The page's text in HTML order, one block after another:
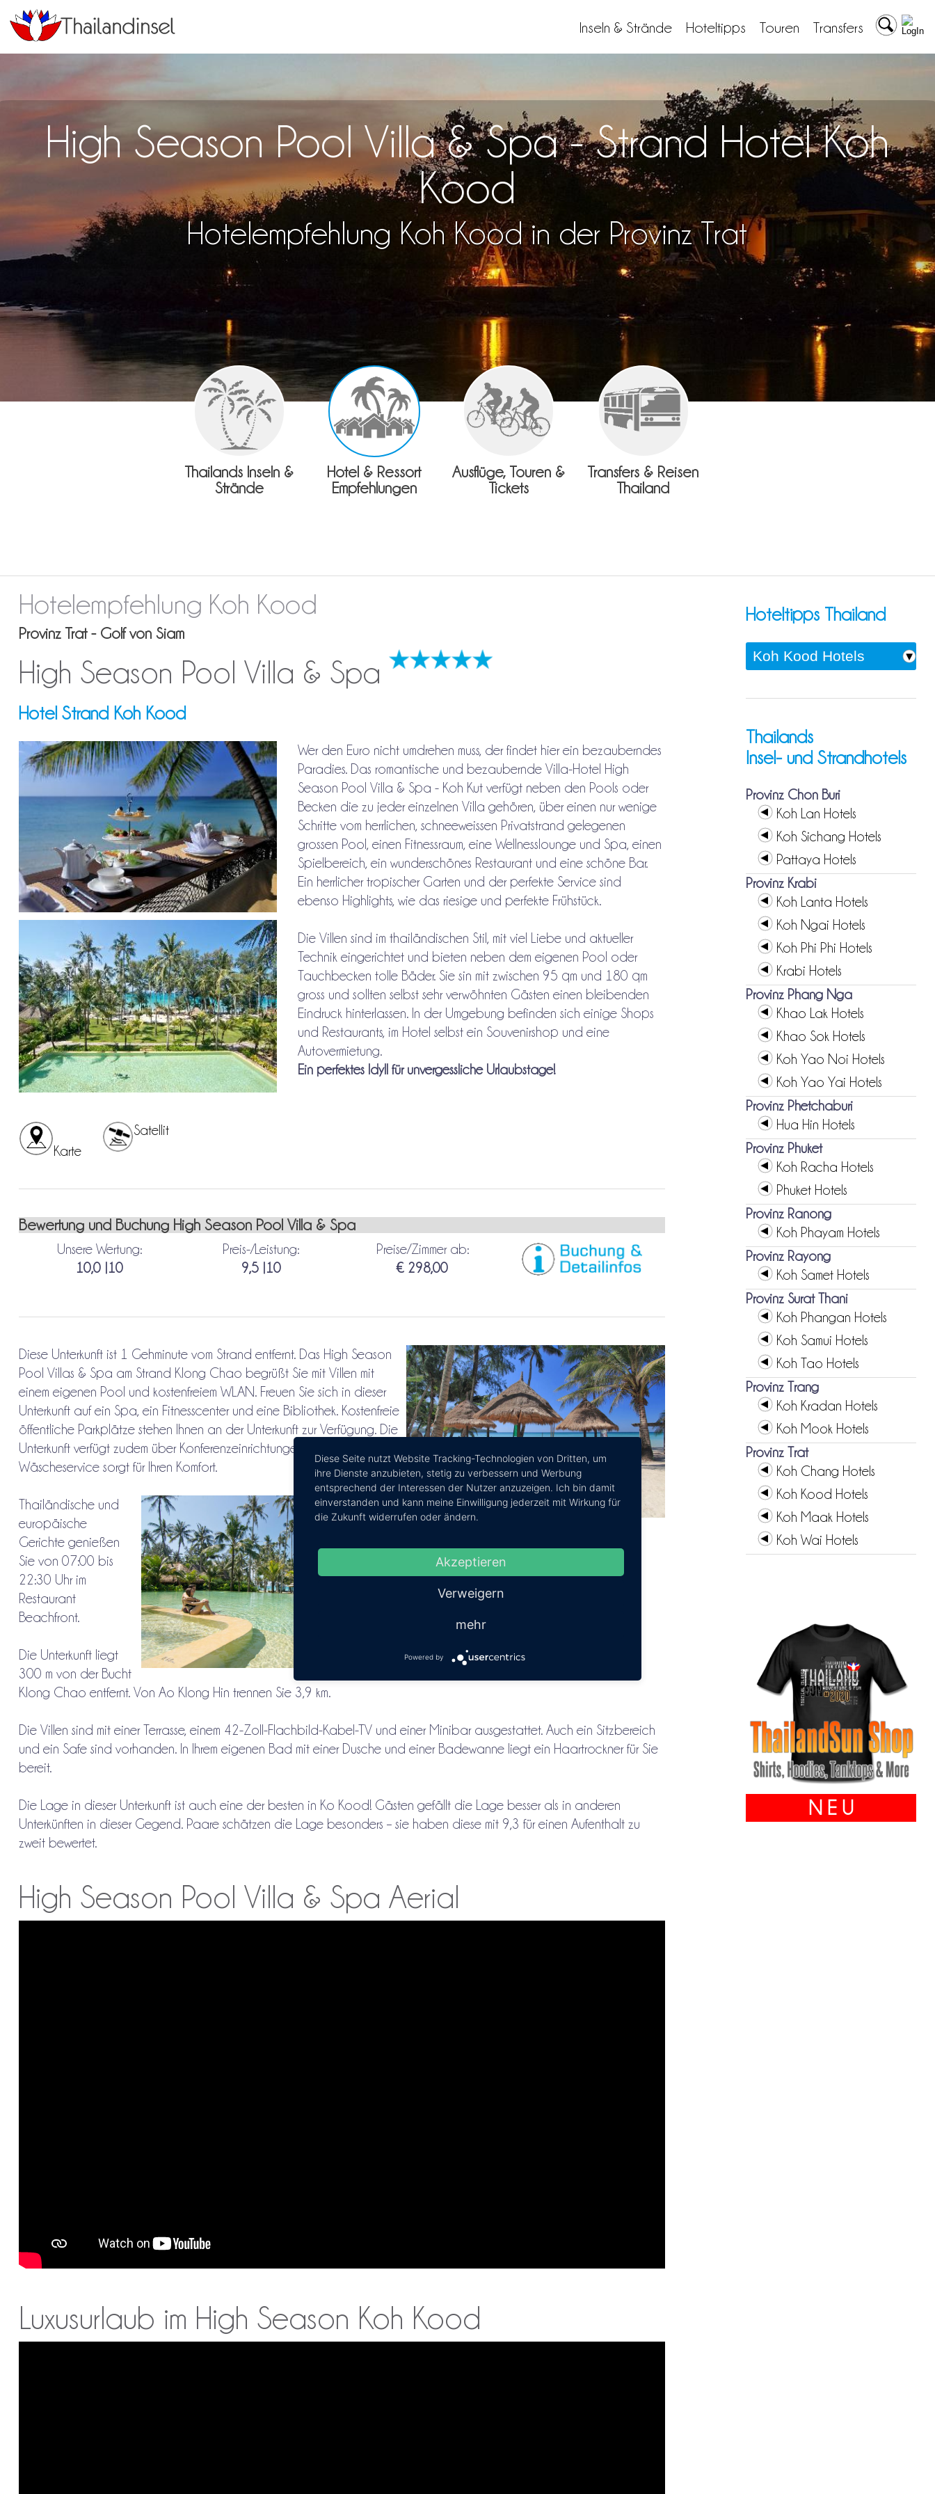
Transfers
Touren
Hoteltipps
Inseln & Strände
High Season Pool Villa & Spa - Strand Hotel Koh
Kood
Hotelempfehlung Koh Kood in der Provinz Trat
Thailands Inseln &
Strände
Hotel & Ressort
Empfehlungen
Ausflüge, Touren &
Tickets
Transfers & Reisen
Thailand
Hotelempfehlung Koh Kood
Provinz Trat - Golf von Siam
High Season Pool Villa & Spa
Hotel Strand Koh Kood
Karte
Satellit
Wer den Euro nicht umdrehen muss, der findet hier ein bezauberndes
Paradies. Das romantische und bezaubernde Villa-Hotel High
Season Pool Villa & Spa - Koh Kut verfügt neben den Pools oder
Becken die zu jeder einzelnen Villa gehören, über einen nur wenige
Schritte vom herrlichen, schneeweissen Privatstrand gelegenen
grossen Pool, einen Fitnessraum, eine Wellnesslounge und Spa, einen
Spielbereich, ein wunderschönes Restaurant und eine schöne Bar.
Ein herrlicher tropischer Garten und der perfekte Service sind
ebenso Highlights, wie das riesige und perfekte Frühstück.
Die Villen sind im thailändischen Stil, mit viel Liebe und aktueller
Technik eingerichtet und bieten neben dem eigenen Pool oder
Tauchbecken tolle Bäder. Sie sin mit zwischen 95 qm und 180 qm
gross und sollten selbst sehr verwöhnten Gästen einen bleibenden
Eindruck hinterlassen. In der Umgebung befinden sich einige Shops
und Restaurants, im Hotel selbst ein Souvenirshop und eine
Autovermietung.
Ein perfektes Idyll für unvergessliche Urlaubstage!
Bewertung und Buchung High Season Pool Villa & Spa
Unsere Wertung:
10,0 |10
Preis-/Leistung:
9,5 |10
Preise/Zimmer ab:
€ 298,00
Diese Unterkunft ist 1 Gehminute vom Strand entfernt. Das High Season
Pool Villas & Spa am Strand Klong Chao begrüßt Sie mit Villen mit
einem eigenen Pool und kostenfreiem WLAN. Freuen Sie sich in dieser
Unterkunft auf ein Spa, ein Fitnesscenter und eine Bibliothek. Kostenfreie
öffentliche Parkplätze stehen Ihnen an der Unterkunft zur Verfügung. Die
Unterkunft verfügt zudem über Konferenzeinrichtungen, und auch der
Wäscheservice sorgt für Ihren Komfort.
Thailändische und
europäische
Gerichte genießen
Sie von 07:00 bis
22:30 Uhr im
Restaurant
Beachfront.
Die Unterkunft liegt
300 m von der Bucht
Klong Chao entfernt. Von Ao Klong Hin trennen Sie 3,9 km.
Die Villen sind mit einer Terrasse, einem 42-Zoll-Flachbild-Kabel-TV und einer Minibar ausgestattet. Auch ein Sitzbereich
und ein Safe sind vorhanden. In Ihrem eigenen Bad mit einer Dusche und einer Badewanne liegt ein Haartrockner für Sie
bereit.
Die Lage in dieser Unterkunft ist auch eine der besten in Ko Kood! Gästen gefällt die Lage besser als in anderen
Unterkünften in dieser Gegend. Paare schätzen die Lage besonders – sie haben diese mit 9,3 für einen Aufenthalt zu
zweit bewertet.
High Season Pool Villa & Spa Aerial
Luxusurlaub im High Season Koh Kood
Hoteltipps Thailand
Thailands
Insel- und Strandhotels
Provinz Chon Buri
Koh Lan Hotels
Koh Sichang Hotels
Pattaya Hotels
Provinz Krabi
Koh Lanta Hotels
Koh Ngai Hotels
Koh Phi Phi Hotels
Krabi Hotels
Provinz Phang Nga
Khao Lak Hotels
Khao Sok Hotels
Koh Yao Noi Hotels
Koh Yao Yai Hotels
Provinz Phetchaburi
Hua Hin Hotels
Provinz Phuket
Koh Racha Hotels
Phuket Hotels
Provinz Ranong
Koh Phayam Hotels
Provinz Rayong
Koh Samet Hotels
Provinz Surat Thani
Koh Phangan Hotels
Koh Samui Hotels
Koh Tao Hotels
Provinz Trang
Koh Kradan Hotels
Koh Mook Hotels
Provinz Trat
Koh Chang Hotels
Koh Kood Hotels
Koh Maak Hotels
Koh Wai Hotels
N E U
Diese Seite nutzt Website Tracking-Technologien von Dritten, um
ihre Dienste anzubieten, stetig zu verbessern und Werbung
entsprechend der Interessen der Nutzer anzuzeigen. Ich bin damit
einverstanden und kann meine Einwilligung jederzeit mit Wirkung für
die Zukunft widerrufen oder ändern.
Akzeptieren
Verweigern
mehr
Powered by